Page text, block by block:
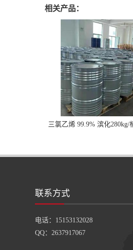
相关产品：
三氯乙烯 99.9% 滨化280kg/
联系方式
电话：15153132028
QQ：2637917067